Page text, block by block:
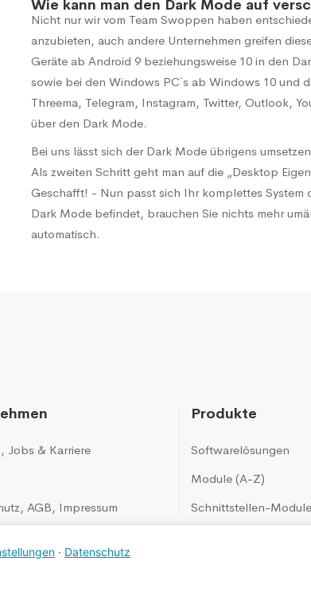
Wie kann man den Dark Mode auf
Nicht nur wir vom Team Swoppen haben
anzubieten, auch andere Unternehmen greifen
Geräte ab Android 9 beziehungsweise 10 in den
sowie bei den Windows PC`s ab Windows 10 und
Threema, Telegram, Instagram, Twitter, Outlook,
über den Dark Mode.
Bei uns lässt sich der Dark Mode übrigens
Als zweiten Schritt geht man auf die „Desktop
Geschafft! - Nun passt sich Ihr komplettes System
Dark Mode befindet, brauchen Sie nichts mehr
automatisch.
, Jobs & Karriere
, AGB, Impressum
Produkte
Softwarelösungen
Module (A-Z)
Schnittstellen-Module
· Datenschutz